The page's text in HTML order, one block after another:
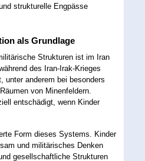
strukturelle Engpässe
als Grundlage
Strukturen ist im Iran
des Iran-Irak-Krieges
unter anderem bei besonders
von Minenfeldern.
entschädigt, wenn Kinder
Form dieses Systems. Kinder
und militärisches Denken
gesellschaftliche Strukturen